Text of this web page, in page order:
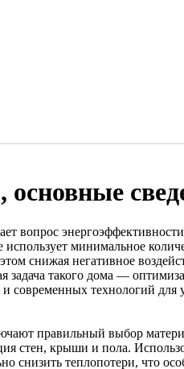
вопрос
минимальное
снижая негативное
такого дома —
современных технологий для
правильный выбор
стен, крыши и пола.
снизить теплопотери, что